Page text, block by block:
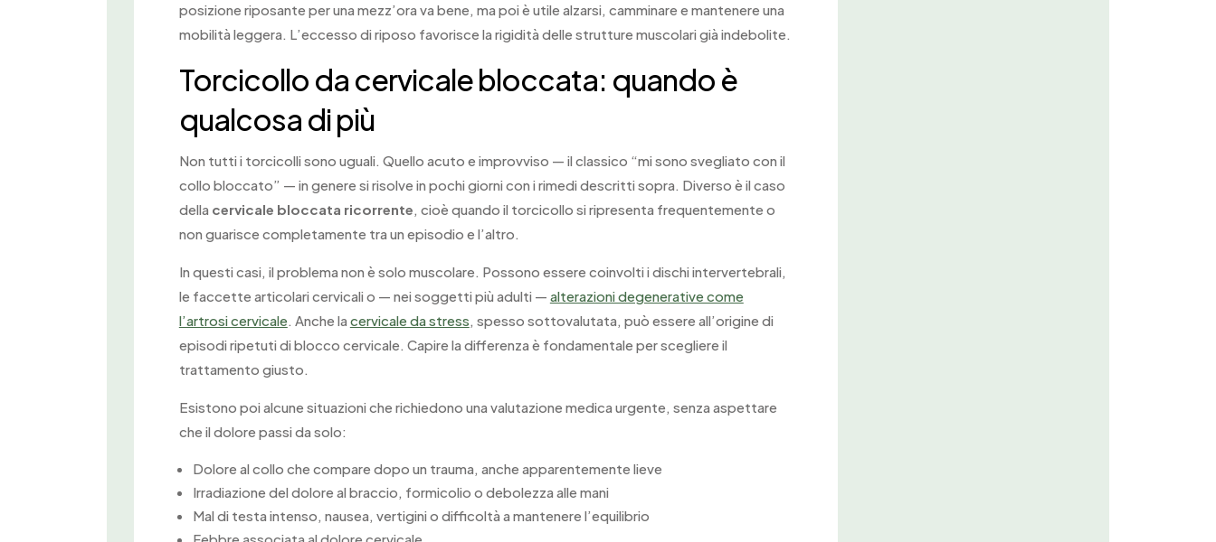
posizione riposante per una mezz’ora va bene, ma poi è utile alzarsi, camminare e mantenere una
mobilità leggera. L’eccesso di riposo favorisce la rigidità delle strutture muscolari già indebolite.
Torcicollo da cervicale bloccata: quando è
qualcosa di più
Non tutti i torcicolli sono uguali. Quello acuto e improvviso — il classico “mi sono svegliato con il
collo bloccato” — in genere si risolve in pochi giorni con i rimedi descritti sopra. Diverso è il caso
della cervicale bloccata ricorrente, cioè quando il torcicollo si ripresenta frequentemente o
non guarisce completamente tra un episodio e l’altro.
In questi casi, il problema non è solo muscolare. Possono essere coinvolti i dischi intervertebrali,
le faccette articolari cervicali o — nei soggetti più adulti — alterazioni degenerative come
l’artrosi cervicale. Anche la cervicale da stress, spesso sottovalutata, può essere all’origine di
episodi ripetuti di blocco cervicale. Capire la differenza è fondamentale per scegliere il
trattamento giusto.
Esistono poi alcune situazioni che richiedono una valutazione medica urgente, senza aspettare
che il dolore passi da solo:
Dolore al collo che compare dopo un trauma, anche apparentemente lieve
Irradiazione del dolore al braccio, formicolio o debolezza alle mani
Mal di testa intenso, nausea, vertigini o difficoltà a mantenere l’equilibrio